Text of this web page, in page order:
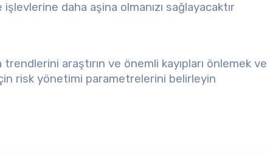
daha aşina olmanızı sağlayacaktır
araştırın ve önemli kayıpları önlemek ve
risk yönetimi parametrelerini belirleyin